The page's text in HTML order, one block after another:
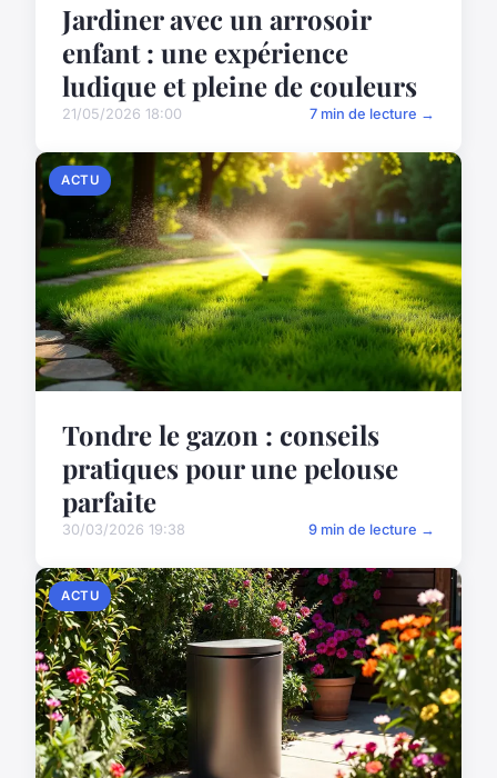
Jardiner avec un arrosoir
enfant : une expérience
ludique et pleine de couleurs
21/05/2026 18:00 7 min de lecture →
ACTU
Tondre le gazon : conseils
pratiques pour une pelouse
parfaite
30/03/2026 19:38 9 min de lecture →
ACTU